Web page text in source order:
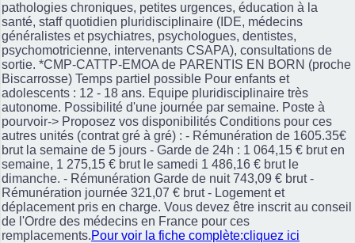
pathologies chroniques, petites urgences, éducation à la
santé, staff quotidien pluridisciplinaire (IDE, médecins
généralistes et psychiatres, psychologues, dentistes,
psychomotricienne, intervenants CSAPA), consultations de
sortie. *CMP-CATTP-EMOA de PARENTIS EN BORN (proche
Biscarrosse) Temps partiel possible Pour enfants et
adolescents : 12 - 18 ans. Equipe pluridisciplinaire très
autonome. Possibilité d'une journée par semaine. Poste à
pourvoir-> Proposez vos disponibilités Conditions pour ces
autres unités (contrat gré à gré) : - Rémunération de 1605.35€
brut la semaine de 5 jours - Garde de 24h : 1 064,15 € brut en
semaine, 1 275,15 € brut le samedi 1 486,16 € brut le
dimanche. - Rémunération Garde de nuit 743,09 € brut -
Rémunération journée 321,07 € brut - Logement et
déplacement pris en charge. Vous devez être inscrit au conseil
de l'Ordre des médecins en France pour ces
remplacements.Pour voir la fiche complète:cliquez ici